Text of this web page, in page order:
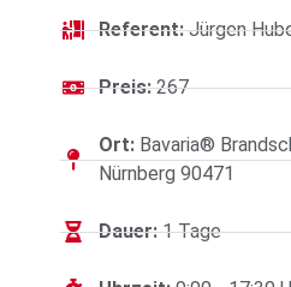
Referent:Jürgen
Preis:267
Ort: Bavaria®
Nürnberg 90471
Dauer:1 Tage